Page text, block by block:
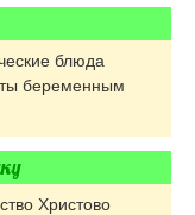
блюда
беременным
Христово